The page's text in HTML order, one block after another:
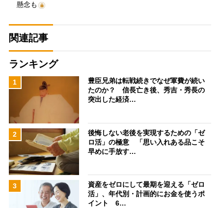
懸念も
関連記事
ランキング
1
豊臣兄弟は転戦続きでなぜ軍費が続い
たのか？ 信長亡き後、秀吉・秀長の
突出した経済…
2
後悔しない老後を実現するための「ゼ
ロ活」の極意 「思い入れある品こそ
早めに手放す…
3
資産をゼロにして最期を迎える「ゼロ
活」、年代別・計画的にお金を使うポ
イント 6…